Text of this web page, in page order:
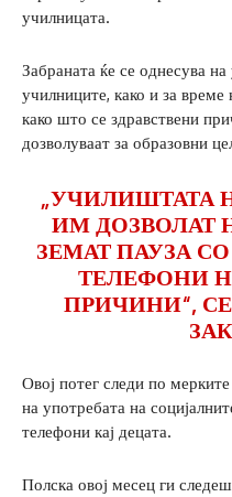
училницата.
Забраната ќе се однесува
училниците, како и за време
како што се здравствени
дозволуваат за образовни
„УЧИЛИШТАТА
ИМ ДОЗВОЛАТ
ЗЕМАТ ПАУЗА
ТЕЛЕФОНИ
ПРИЧИНИ“,
Овој потег следи по
на употребата на
телефони кај децата.
Полска овој месец ги